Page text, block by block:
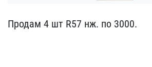
Продам 4 шт R57 нж. по 3​000.